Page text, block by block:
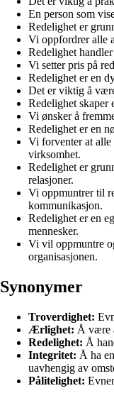
En person som
Redelighet er
Vi oppfordrer alle
Redelighet
Vi setter pris på
Redelighet er en
Det er viktig å
Redelighet
Vi ønsker å
Redelighet er en
Vi forventer at alle
virksomhet.
Redelighet er
relasjoner.
Vi oppmuntrer til
kommunikasjon.
Redelighet er en
mennesker.
Vi vil oppmuntre
organisasjonen.
Synonymer
Troverdighet:
Ærlighet: Å være
Redelighet: Å
Integritet: Å ha
uavhengig av
Pålitelighet: